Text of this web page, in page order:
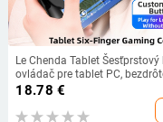
Le Chenda Tablet Šesťprstový
ovládač pre tablet PC,
ABS + zliatina zinku, so
18.78 €